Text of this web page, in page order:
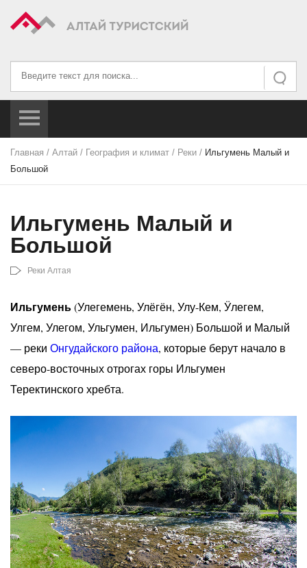
Искать
Искать...
Главная / Алтай / География и климат / Реки / Ильгумень Малый и
Большой
Ильгумень Малый и
Большой
Реки Алтая
Ильгумень(Улегемень, Улёгён, Улу-Кем, Ӱлегем,
Улгем, Улегом, Ульгумен, Ильгумен) Большой и Малый
— реки Онгудайского района, которые берут начало в
северо-восточных отрогах горы Ильгумен
Теректинского хребта.